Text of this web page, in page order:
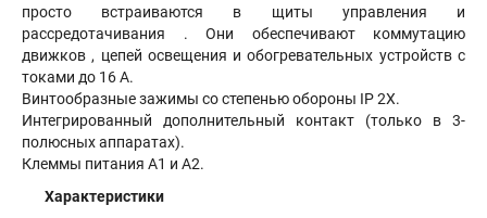
просто встраиваются в щиты управления и
рассредотачивания . Они обеспечивают коммутацию
движков , цепей освещения и обогревательных устройств с
токами до 16 А.
Винтообразные зажимы со степенью обороны IP 2X.
Интегрированный дополнительный контакт (только в 3-
полюсных аппаратах).
Клеммы питания A1 и A2.
Характеристики